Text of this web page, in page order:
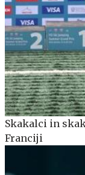
Skakalci in
Franciji